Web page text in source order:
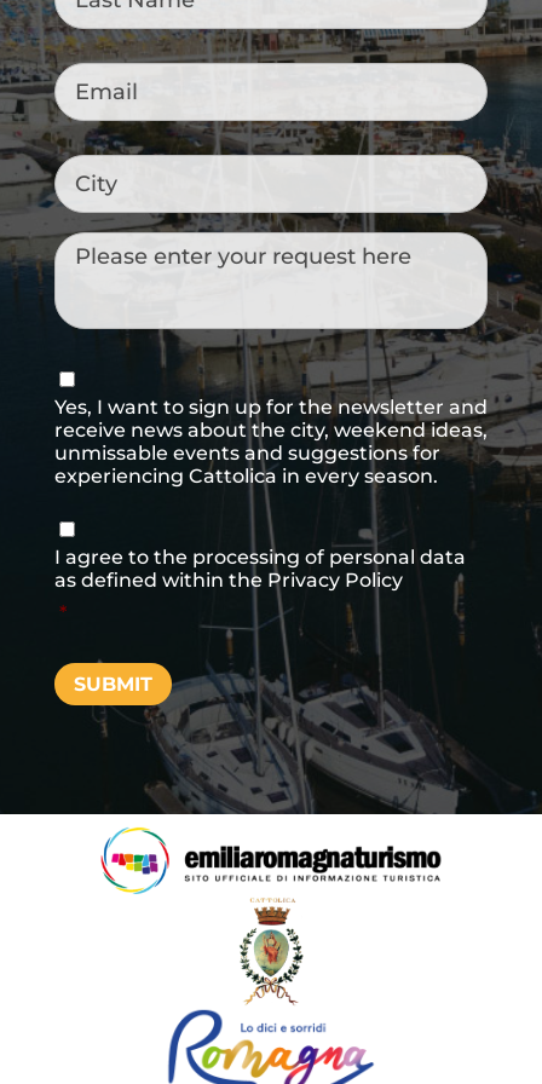
Email *
City
Messaggio
Consenso
newsletter
Yes, I want to sign up for the newsletter and
receive news about the city, weekend ideas,
unmissable events and suggestions for
experiencing Cattolica in every season.
Consenso
I agree to the processing of personal data
as defined within the Privacy Policy
*
SUBMIT